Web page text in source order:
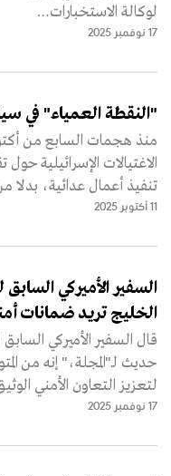
لوكالة الاستخبارات…
17 نوفمبر 2025
"النقطة العمياء" في
منذ هجمات السابع من
الاغتيالات الإسرائيلية
تنفيذ أعمال عدائية، بدلا
11 أكتوبر 2025
السفير الأميركي
الخليج تريد ضمانات
قال السفير الأميركي
حديث لـ"المجلة،" إنه من
لتعزيز التعاون الأمني
17 نوفمبر 2025